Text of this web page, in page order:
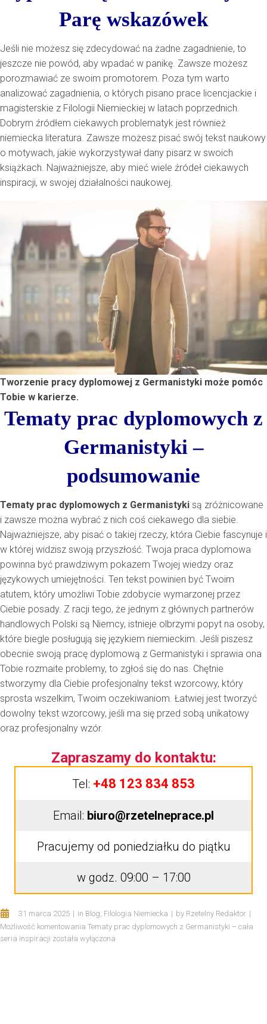
Parę wskazówek
Jeśli nie możesz się zdecydować na żadne zagadnienie, to
jeszcze nie powód, aby wpadać w panikę. Zawsze możesz
porozmawiać ze swoim promotorem. Poza tym warto
analizować zagadnienia, o których pisano prace licencjackie i
magisterskie z Filologii Niemieckiej w latach poprzednich.
Dobrym źródłem ciekawych problematyk jest również
niemiecka literatura. Zawsze możesz pisać swój tekst naukowy
o motywach, jakie wykorzystywał dany pisarz w swoich
książkach. Najważniejsze, aby mieć wiele źródeł ciekawych
inspiracji, w swojej działalności naukowej.
Tworzenie pracy dyplomowej z Germanistyki może pomóc
Tobie w karierze.
Tematy prac dyplomowych z
Germanistyki –
podsumowanie
Tematy prac dyplomowych z Germanistyki są zróżnicowane
i zawsze można wybrać z nich coś ciekawego dla siebie.
Najważniejsze, aby pisać o takiej rzeczy, która Ciebie fascynuje i
w której widzisz swoją przyszłość. Twoja praca dyplomowa
powinna być prawdziwym pokazem Twojej wiedzy oraz
językowych umiejętności. Ten tekst powinien być Twoim
atutem, który umożliwi Tobie zdobycie wymarzonej przez
Ciebie posady. Z racji tego, że jednym z głównych partnerów
handlowych Polski są Niemcy, istnieje olbrzymi popyt na osoby,
które biegle posługują się językiem niemieckim. Jeśli piszesz
obecnie swoją pracę dyplomową z Germanistyki i sprawia ona
Tobie rozmaite problemy, to zgłoś się do nas. Chętnie
stworzymy dla Ciebie profesjonalny tekst wzorcowy, który
sprosta wszelkim, Twoim oczekiwaniom. Łatwiej jest tworzyć
dowolny tekst wzorcowy, jeśli ma się przed sobą unikatowy
oraz profesjonalny wzór.
Zapraszamy do kontaktu:
Tel: +48 123 834 853
Email: biuro@rzetelneprace.pl
Pracujemy od poniedziałku do piątku
w godz. 09:00 – 17:00
31 marca 2025 in Blog, Filologia Niemiecka by Rzetelny Redaktor
Możliwość komentowania Tematy prac dyplomowych z Germanistyki – cała
seria inspiracji została wyłączona